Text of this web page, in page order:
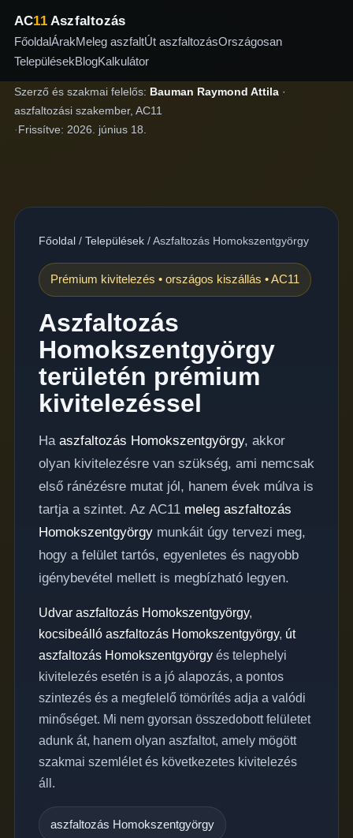
AC11Aszfaltozás
FőoldalÁrakMeleg aszfaltÚt aszfaltozásOrszágosan
TelepülésekBlogKalkulátor
Szerző és szakmai felelős: Bauman Raymond Attila·
aszfaltozási szakember, AC11
·Frissítve: 2026. június 18.
Főoldal/ Települések/Aszfaltozás Homokszentgyörgy
Prémium kivitelezés • országos kiszállás • AC11
Aszfaltozás
Homokszentgyörgy
területén prémium
kivitelezéssel
Ha aszfaltozás Homokszentgyörgy, akkor
olyan kivitelezésre van szükség, ami nemcsak
első ránézésre mutat jól, hanem évek múlva is
tartja a szintet. Az AC11 meleg aszfaltozás
Homokszentgyörgymunkáit úgy tervezi meg,
hogy a felület tartós, egyenletes és nagyobb
igénybevétel mellett is megbízható legyen.
Udvar aszfaltozás Homokszentgyörgy,
kocsibeálló aszfaltozás Homokszentgyörgy, út
aszfaltozás Homokszentgyörgyés telephelyi
kivitelezés esetén is a jó alapozás, a pontos
szintezés és a megfelelő tömörítés adja a valódi
minőséget. Mi nem gyorsan összedobott felületet
adunk át, hanem olyan aszfaltot, amely mögött
szakmai szemlélet és következetes kivitelezés
áll.
aszfaltozás Homokszentgyörgy